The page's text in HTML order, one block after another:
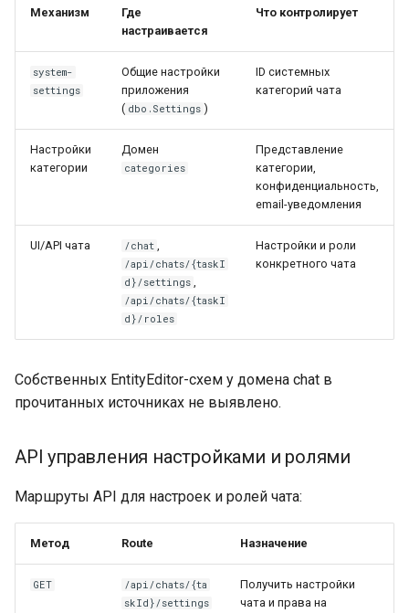
Lua в смарт-скриптах
Python в смарт-скриптах
NLP API в скриптах
Быстрые проверки
Типичные тикеты
«Не могу добавить
подписчика в личном
чате»
Провайдер CalDAV
Паттерны и примеры
Exchange — диагностика
синхронизации
Календарь — решение
проблем
Ресурсы — настройка
Социальная сеть
Механизм
Где
настраивается
Что контролирует
system-
settings
Общие настройки
приложения
( dbo.Settings )
ID системных
категорий чата
Настройки
категории
Домен
categories
Представление
категории,
конфиденциальность,
email-уведомления
UI/API чата /chat ,
/api/chats/{taskI
d}/settings ,
/api/chats/{taskI
d}/roles
Настройки и роли
конкретного чата
Собственных EntityEditor-схем у домена chat в
прочитанных источниках не выявлено.
API управления настройками и ролями
Маршруты API для настроек и ролей чата:
Метод Route Назначение
GET
/api/chats/{ta
skId}/settings
Получить настройки
чата и права на